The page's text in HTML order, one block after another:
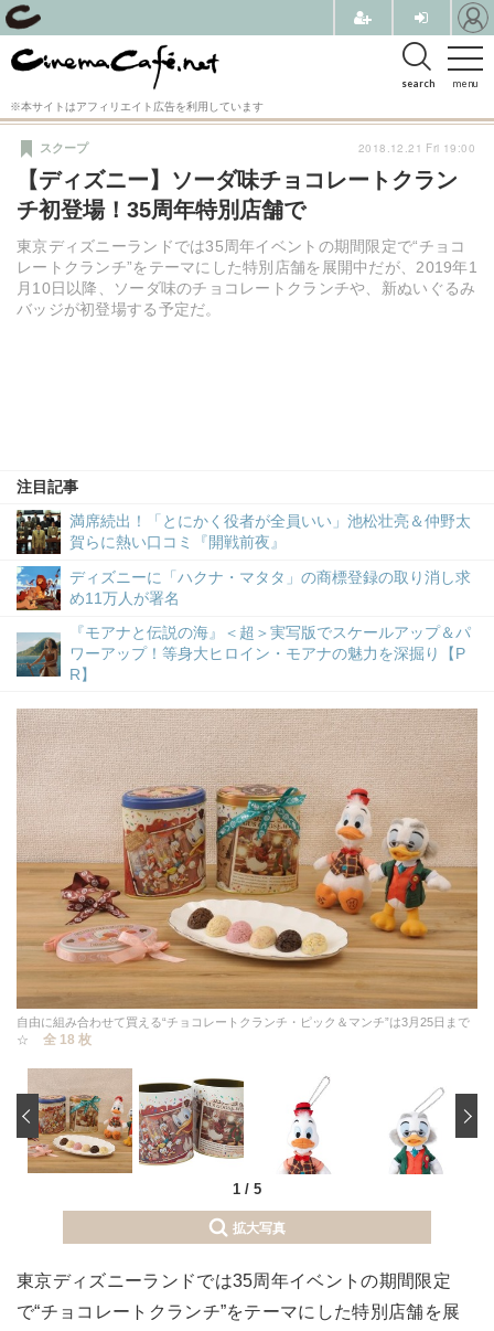
menu
search
※本サイトはアフィリエイト広告を利用しています
【ディズニー】ソーダ味チョコレートクラン
チ初登場！35周年特別店舗で
東京ディズニーランドでは35周年イベントの期間限定で“チョコ
レートクランチ”をテーマにした特別店舗を展開中だが、2019年1
月10日以降、ソーダ味のチョコレートクランチや、新ぬいぐるみ
バッジが初登場する予定だ。
スクープ
注目記事
満席続出！「とにかく役者が全員いい」池松壮亮＆仲野太
賀らに熱い口コミ『開戦前夜』
ディズニーに「ハクナ・マタタ」の商標登録の取り消し求
め11万人が署名
『モアナと伝説の海』＜超＞実写版でスケールアップ＆パ
ワーアップ！等身大ヒロイン・モアナの魅力を深掘り【P
R】
2018.12.21 Fri 19:00
自由に組み合わせて買える“チョコレートクランチ・ピック＆マンチ”は3月25日まで
☆
全 18 枚
1 / 5
‹
拡大写真
東京ディズニーランドでは35周年イベントの期間限定
で“チョコレートクランチ”をテーマにした特別店舗を展